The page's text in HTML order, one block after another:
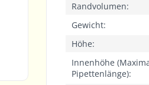
Randvolumen:
Gewicht:
Höhe:
Innenhöhe
Pipettenlänge):